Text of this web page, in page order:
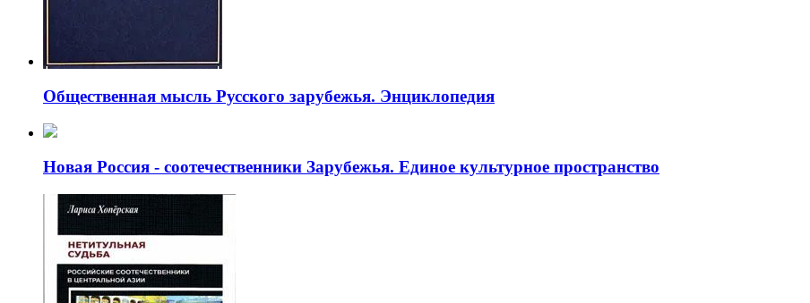
Общественная мысль Русского зарубежья. Энциклопедия
Новая Россия - соотечественники Зарубежья. Единое культурное пространство